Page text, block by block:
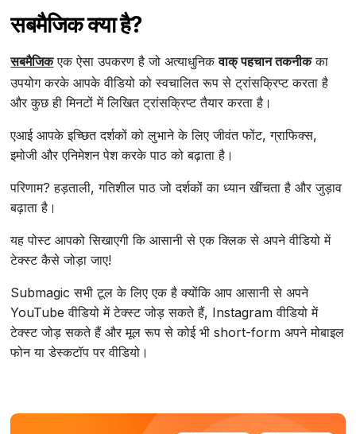
सबमैजिक क्या है?
सबमैजिकएक ऐसा उपकरण है जो अत्याधुनिकवाक् पहचान तकनीकका
उपयोग करके आपके वीडियो को स्वचालित रूप से ट्रांसक्रिप्ट करता है
और कुछ ही मिनटों में लिखित ट्रांसक्रिप्ट तैयार करता है।
एआई आपके इच्छित दर्शकों को लुभाने के लिए जीवंत फोंट, ग्राफिक्स,
इमोजी और एनिमेशन पेश करके पाठ को बढ़ाता है।
परिणाम? हड़ताली, गतिशील पाठ जो दर्शकों का ध्यान खींचता है और जुड़ाव
बढ़ाता है।
यह पोस्ट आपको सिखाएगी कि आसानी से एक क्लिक से अपने वीडियो में
टेक्स्ट कैसे जोड़ा जाए!
Submagic सभी टूल के लिए एक है क्योंकि आप आसानी से अपने
YouTube वीडियो में टेक्स्ट जोड़ सकते हैं, Instagram वीडियो में
टेक्स्ट जोड़ सकते हैं और मूल रूप से कोई भी short-form अपने मोबाइल
फोन या डेस्कटॉप पर वीडियो।